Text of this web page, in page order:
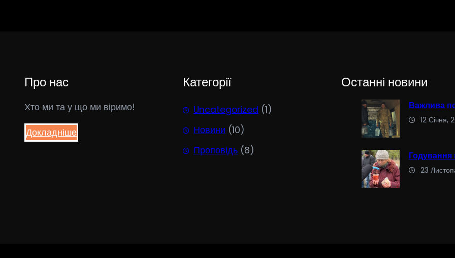
Про нас
Хто ми та у що ми віримо!
Докладніше
Категорії
Uncategorized (1)
Новини (10)
Проповідь (8)
Останні новини
Важлива
12 Січня,
23